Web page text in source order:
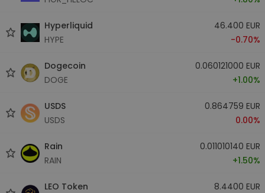
Hyperliquid
HYPE
46.400 EUR
-0.70%
Dogecoin
DOGE
0.060121000 EUR
+1.00%
USDS
USDS
0.864759 EUR
0.00%
Rain
RAIN
0.011010140 EUR
+1.50%
LEO Token
8.4400 EUR